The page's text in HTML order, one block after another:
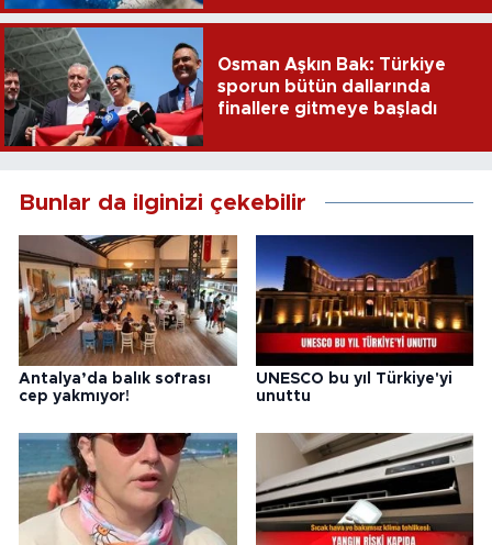
Osman Aşkın Bak: Türkiye
sporun bütün dallarında
finallere gitmeye başladı
Bunlar da ilginizi çekebilir
Antalya’da balık sofrası
cep yakmıyor!
UNESCO bu yıl Türkiye'yi
unuttu